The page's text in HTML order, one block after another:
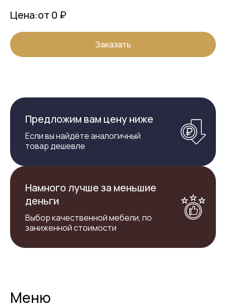
Цена:от 0 ₽
Заказать
Предложим вам цену ниже
Если вы найдёте аналогичный
товар дешевле
Намного лучше за меньшие
деньги
Выбор качественной мебели, по
заниженной стоимости
Меню